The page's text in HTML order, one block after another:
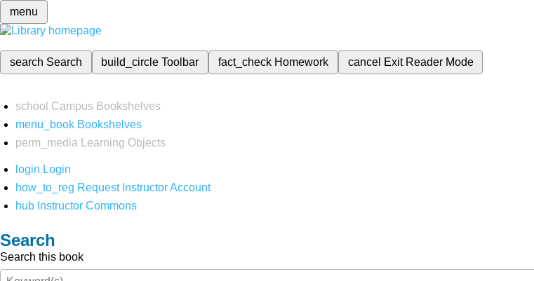
menu
search Search build_circleToolbar fact_check Homework cancel Exit Reader Mode
school Campus Bookshelves
menu_book Bookshelves
perm_media
Learning Objects
login Login
how_to_reg Request Instructor Account
hub Instructor Commons
Search
Search this book